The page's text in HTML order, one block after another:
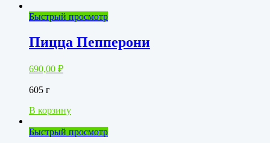
Быстрый просмотр
Пицца Пепперони
690,00 ₽
605 г
В корзину
Быстрый просмотр